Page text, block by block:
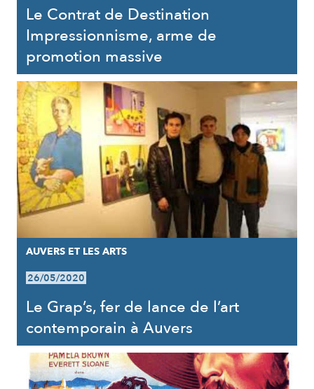
Le Contrat de Destination
Impressionnisme, arme de
promotion massive
AUVERS ET LES ARTS
26/05/2020
Le Grap’s, fer de lance de l’art
contemporain à Auvers